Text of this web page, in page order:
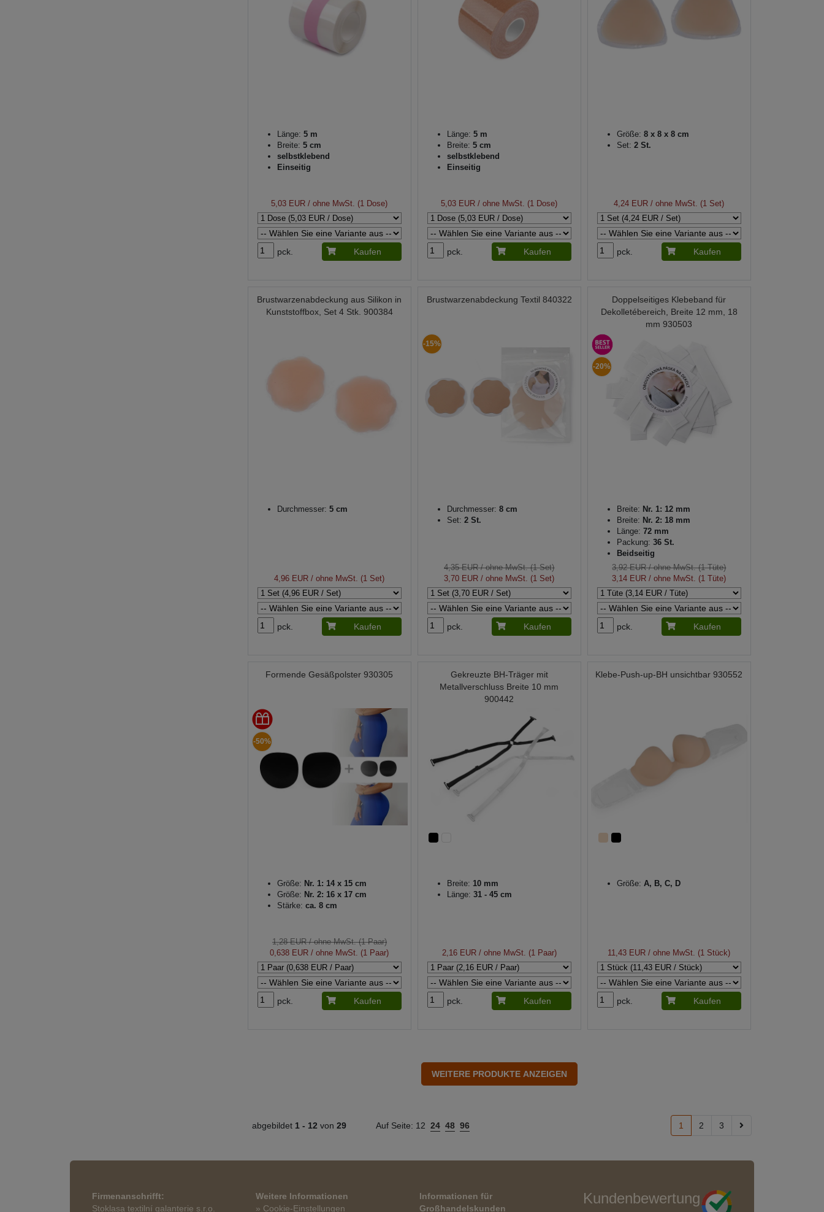
Länge: 5 m
Breite: 5 cm
selbstklebend
Einseitig
5,03 EUR / ohne MwSt. (1 Dose)
pck. Kaufen
Länge: 5 m
Breite: 5 cm
selbstklebend
Einseitig
5,03 EUR / ohne MwSt. (1 Dose)
pck. Kaufen
Größe: 8 x 8 x 8 cm
Set: 2 St.
4,24 EUR / ohne MwSt. (1 Set)
pck. Kaufen
Brustwarzenabdeckung aus Silikon in
Kunststoffbox, Set 4 Stk. 900384
Durchmesser: 5 cm
4,96 EUR / ohne MwSt. (1 Set)
pck. Kaufen
Brustwarzenabdeckung Textil 840322
-15%
Durchmesser: 8 cm
Set: 2 St.
4,35 EUR/ ohne MwSt. (1 Set)
3,70 EUR / ohne MwSt. (1 Set)
pck. Kaufen
Doppelseitiges Klebeband für
Dekolletébereich, Breite 12 mm, 18
mm 930503
-20%
Breite: Nr. 1: 12 mm
Breite: Nr. 2: 18 mm
Länge: 72 mm
Packung: 36 St.
Beidseitig
3,92 EUR/ ohne MwSt. (1 Tüte)
3,14 EUR / ohne MwSt. (1 Tüte)
pck. Kaufen
Formende Gesäßpolster 930305
-50%
Größe: Nr. 1: 14 x 15 cm
Größe: Nr. 2: 16 x 17 cm
Stärke: ca. 8 cm
1,28 EUR/ ohne MwSt. (1 Paar)
0,638 EUR / ohne MwSt. (1 Paar)
pck. Kaufen
Gekreuzte BH-Träger mit
Metallverschluss Breite 10 mm
900442
Breite: 10 mm
Länge: 31 - 45 cm
2,16 EUR/ ohne MwSt. (1 Paar)
pck. Kaufen
Klebe-Push-up-BH unsichtbar 930552
Größe: A, B, C, D
11,43 EUR / ohne MwSt. (1 Stück)
pck. Kaufen
abgebildet 1 - 12 von 29 Auf Seite: 12 24 48 96 1 2 3
Firmenanschrifft:
Stoklasa textilní galanterie s.r.o.
Weitere Informationen
» Cookie-Einstellungen
Informationen für
Großhandelskunden
Kundenbewertung